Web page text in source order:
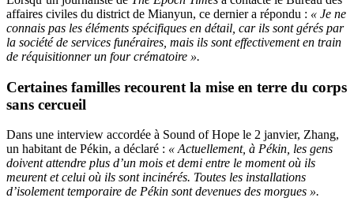
affaires civiles du district de Mianyun, ce dernier a répondu : « Je ne
connais pas les éléments spécifiques en détail, car ils sont gérés par
la société de services funéraires, mais ils sont effectivement en train
de réquisitionner un four crématoire ».
Certaines familles recourent la mise en terre du corps
sans cercueil
Dans une interview accordée à Sound of Hope le 2 janvier, Zhang,
un habitant de Pékin, a déclaré : « Actuellement, à Pékin, les gens
doivent attendre plus d’un mois et demi entre le moment où ils
meurent et celui où ils sont incinérés. Toutes les installations
d’isolement temporaire de Pékin sont devenues des morgues ».